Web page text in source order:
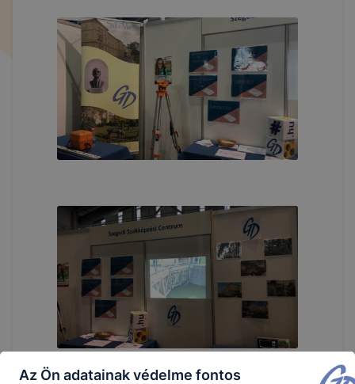
Az Ön adatainak védelme fontos